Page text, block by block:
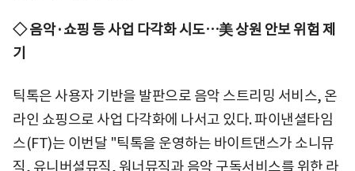
◇ 음악·쇼핑 등 사업 다각화 시도…美 상원 안보 위험 제
기
틱톡은 사용자 기반을 발판으로 음악 스트리밍 서비스, 온
라인 쇼핑으로 사업 다각화에 나서고 있다. 파이낸셜타임
스(FT)는 이번달 "틱톡을 운영하는 바이트댄스가 소니뮤
직, 유니버셜뮤직, 워너뮤직과 음악 구독서비스를 위한 라